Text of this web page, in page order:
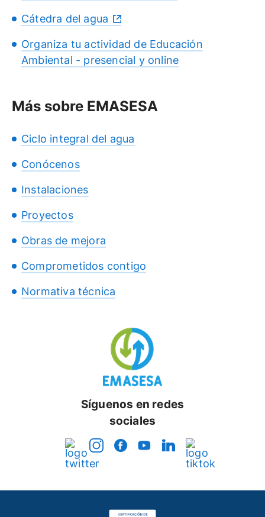
Cátedra del agua
Organiza tu actividad de Educación
Ambiental - presencial y online
Más sobre EMASESA
Ciclo integral del agua
Conócenos
Instalaciones
Proyectos
Obras de mejora
Comprometidos contigo
Normativa técnica
Síguenos en redes
sociales